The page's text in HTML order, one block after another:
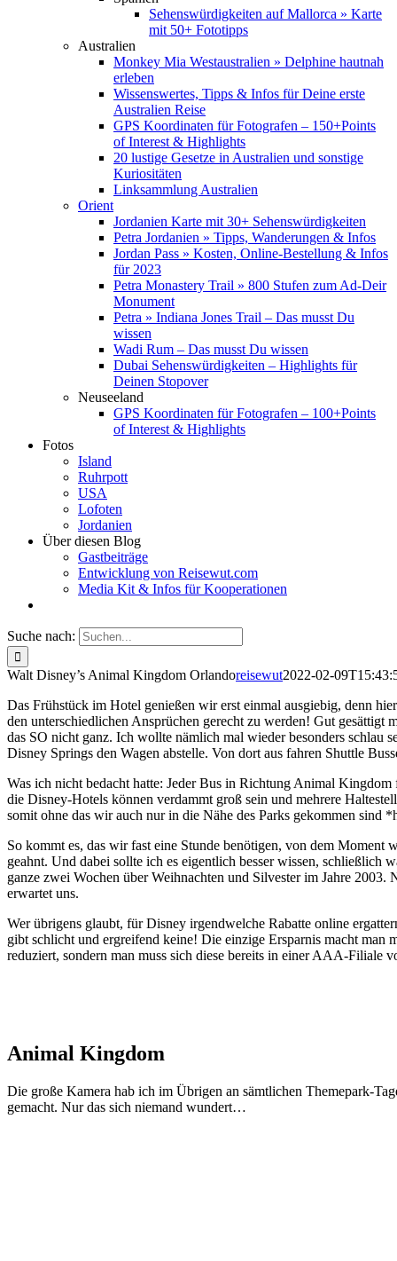
Sehenswürdigkeiten auf Mallorca » Karte
mit 50+ Fototipps
Australien
Monkey Mia Westaustralien » Delphine hautnah
erleben
Wissenswertes, Tipps & Infos für Deine erste
Australien Reise
GPS Koordinaten für Fotografen – 150+Points
of Interest & Highlights
20 lustige Gesetze in Australien und sonstige
Kuriositäten
Linksammlung Australien
Orient
Jordanien Karte mit 30+ Sehenswürdigkeiten
Petra Jordanien » Tipps, Wanderungen & Infos
Jordan Pass » Kosten, Online-Bestellung & Infos
für 2023
Petra Monastery Trail » 800 Stufen zum Ad-Deir
Monument
Petra » Indiana Jones Trail – Das musst Du
wissen
Wadi Rum – Das musst Du wissen
Dubai Sehenswürdigkeiten – Highlights für
Deinen Stopover
Neuseeland
GPS Koordinaten für Fotografen – 100+Points
of Interest & Highlights
Fotos
Island
Ruhrpott
USA
Lofoten
Jordanien
Über diesen Blog
Gastbeiträge
Entwicklung von Reisewut.com
Media Kit & Infos für Kooperationen
Suche nach:
Walt Disney’s Animal Kingdom Orlandoreisewut2022-02-
Das Frühstück im Hotel genießen wir erst einmal ausgiebig, denn
den unterschiedlichen Ansprüchen gerecht zu werden! Gut gesättigt
das SO nicht ganz. Ich wollte nämlich mal wieder besonders schlau
Disney Springs den Wagen abstelle. Von dort aus fahren Shuttle
Was ich nicht bedacht hatte: Jeder Bus in Richtung Animal
die Disney-Hotels können verdammt groß sein und mehrere
somit ohne das wir auch nur in die Nähe des Parks gekommen sind
So kommt es, das wir fast eine Stunde benötigen, von dem
geahnt. Und dabei sollte ich es eigentlich besser wissen, schließlich
ganze zwei Wochen über Weihnachten und Silvester im Jahre 2003.
erwartet uns.
Wer übrigens glaubt, für Disney irgendwelche Rabatte online
gibt schlicht und ergreifend keine! Die einzige Ersparnis macht
reduziert, sondern man muss sich diese bereits in einer AAA-Filiale
Animal Kingdom
Die große Kamera hab ich im Übrigen an sämtlichen Themepark-
gemacht. Nur das sich niemand wundert…